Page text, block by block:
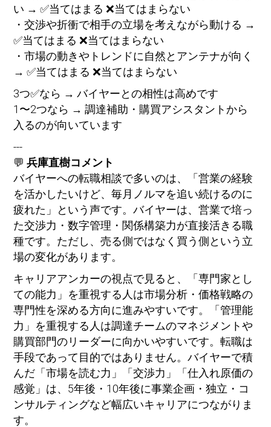
い → ✅当てはまる ❌当てはまらない
・交渉や折衝で相手の立場を考えながら動ける →
✅当てはまる ❌当てはまらない
・市場の動きやトレンドに自然とアンテナが向く
→ ✅当てはまる ❌当てはまらない
3つ✅なら → バイヤーとの相性は高めです
1〜2つなら → 調達補助・購買アシスタントから
入るのが向いています
---
💬兵庫直樹コメント
バイヤーへの転職相談で多いのは、「営業の経験
を活かしたいけど、毎月ノルマを追い続けるのに
疲れた」という声です。バイヤーは、営業で培っ
た交渉力・数字管理・関係構築力が直接活きる職
種です。ただし、売る側ではなく買う側という立
場の変化があります。
キャリアアンカーの視点で見ると、「専門家とし
ての能力」を重視する人は市場分析・価格戦略の
専門性を深める方向に進みやすいです。「管理能
力」を重視する人は調達チームのマネジメントや
購買部門のリーダーに向かいやすいです。転職は
手段であって目的ではありません。バイヤーで積
んだ「市場を読む力」「交渉力」「仕入れ原価の
感覚」は、5年後・10年後に事業企画・独立・コ
ンサルティングなど幅広いキャリアにつながりま
す。